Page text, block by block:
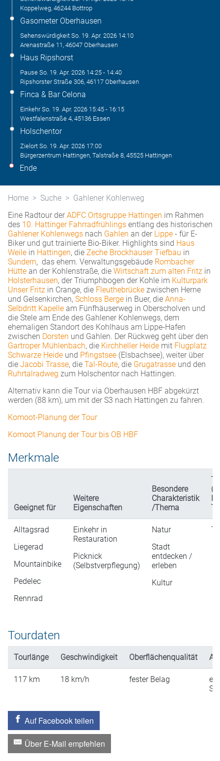
Koppelweg, 46244 Bottrop
Gasometer Oberhausen
Sehenswürdigkeit So. 19. Apr. 2026 14:10
Arenastraße 11, 46047 Oberhausen
Haus Ripshorst
Pause So. 19. Apr. 2026 14:25 - 14:40
Ripshorster Straße 306, 46117 Oberhausen
Finca & Bar Celona
Einkehr So. 19. Apr. 2026 15:45 - 16:15
Westfalenstraße 4, 45136 Essen
Holschentor
Zielort So. 19. Apr. 2026 17:00
Bürgerzentrum Hattingen, Talstraße 8, 45525 Hattingen
Ende
Home Suche
Gahlener Kohlenweg
Eine Radtour der ADFC Ortsgruppe Hattingen im Rahmen
des 10. Hattinger Fahrradfrühlings entlang des historischen
Gahlener Kohlenwegs nach Gahlen an der Lippe - für E-
Biker und gut trainierte Bio-Biker. Highlights sind Haus
Weile in Hattingen, die Zeche Brockhauser Tiefbau in
Sundern, das ehem. Verwaltungsgebäude Rombacher
Hütte an der Kohlenstraße, die Wirtschaft zum alten Fritz in
Holsterhausen, der Triumphbogen der Kohle im Kulturpark
Unser Fritz in Crange, die Fleuthebrücke zwischen Herne
und Gelsenkirchen, Schloss Berge in Buer, die Anna-
Selbdritt Kapelle am Fünfhäuserweg in Oberscholven und
die Stele am Ende des Gahlener Kohlenwegs, dem
ehemaligen Standort des Kohlhaus am Lippe-Hafen
zwischen Dorsten und Gahlen. Der Rückweg geht über den
Gartroper Mühlenbach, die Kirchheller Heide mit Flugplatz
Schwarze Heide und Pfingstsee (Elsbachsee), weiter über
die Jacobi Trasse, die Tal-Route, die Grugatrasse und den
Ruhrtalradweg zum Holschentor nach Hattingen.
Alternativ kann die Tour via Oberhausen HBF abgekürzt
werden (88 km), um mit der S3 nach Hattingen zu fahren.
Komoot-Planung der Tour
Komoot Planung der Tour bis OB HBF
Merkmale
Geeignet für
Weitere
Eigenschaften
Besondere
Charakteristik
/Thema
Alltagsrad
Liegerad
Mountainbike
Pedelec
Rennrad
Einkehr in
Restauration
Picknick
(Selbstverpflegung)
Natur
Stadt
entdecken /
erleben
Kultur
Tourdaten
Tourlänge Geschwindigkeit Oberflächenqualität
117 km 18 km/h fester Belag
Auf Facebook teilen
Über E-Mail empfehlen